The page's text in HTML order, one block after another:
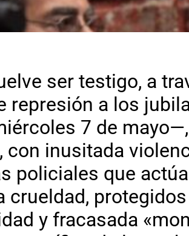
ser testigo, a
represión a los
7 de
con inusitada
policiales que
crueldad,
y fracasada